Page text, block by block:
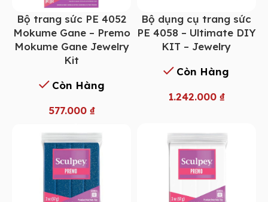
Bộ trang sức PE 4052
Mokume Gane – Premo
Mokume Gane Jewelry
Kit
Còn Hàng
577.000 ₫
Bộ dụng cụ trang sức
PE 4058 – Ultimate DIY
KIT – Jewelry
Còn Hàng
1.242.000 ₫